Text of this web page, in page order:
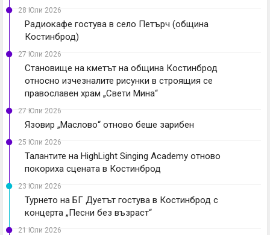
28 Юли 2026
Радиокафе гостува в село Петърч (община
Костинброд)
27 Юли 2026
Становище на кметът на община Костинброд
относно изчезналите рисунки в строящия се
православен храм „Свети Мина“
27 Юли 2026
Язовир „Маслово“ отново беше зарибен
25 Юли 2026
Талантите на HighLight Singing Academy отново
покориха сцената в Костинброд
23 Юли 2026
Турнето на БГ Дуетът гостува в Костинброд с
концерта „Песни без възраст“
21 Юли 2026